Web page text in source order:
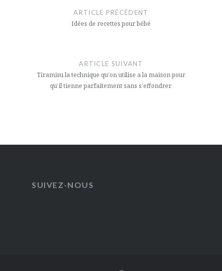
ARTICLE PRÉCÉDENT
Idées de recettes pour bébé
ARTICLE SUIVANT
Tiramisu la technique qu’on utilise a la maison pour
qu’il tienne parfaitement sans s’effondrer
SUIVEZ-NOUS